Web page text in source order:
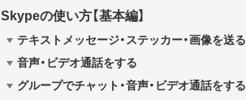
Skypeの使い方【基本編】
テキストメッセージ・ステッカー・画像を送る
音声・ビデオ通話をする
グループでチャット・音声・ビデオ通話をする